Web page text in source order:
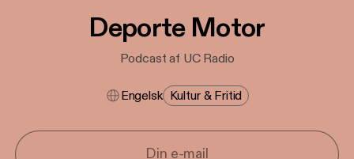
Deporte Motor
Podcast af UC Radio
Engelsk Kultur & Fritid